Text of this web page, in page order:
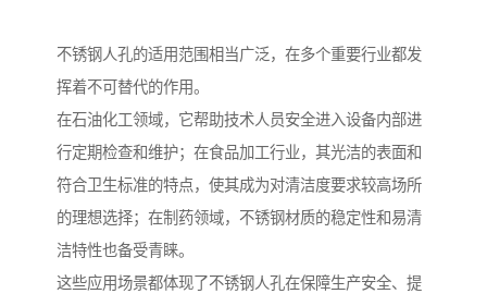
不锈钢人孔的适用范围相当广泛，在多个重要行业都发
挥着不可替代的作用。
在石油化工领域，它帮助技术人员安全进入设备内部进
行定期检查和维护；在食品加工行业，其光洁的表面和
符合卫生标准的特点，使其成为对清洁度要求较高场所
的理想选择；在制药领域，不锈钢材质的稳定性和易清
洁特性也备受青睐。
这些应用场景都体现了不锈钢人孔在保障生产安全、提